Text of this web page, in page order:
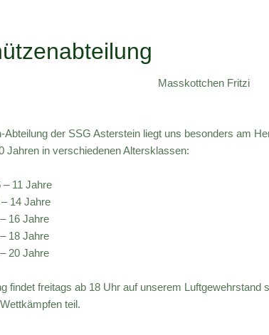
Masskottchen Fritzi
Abteilung der SSG Asterstein liegt uns besonders am
Jahren in verschiedenen Altersklassen:
11 Jahre
14 Jahre
16 Jahre
18 Jahre
20 Jahre
findet freitags ab 18 Uhr auf unserem
teil.